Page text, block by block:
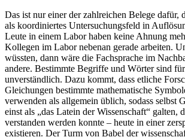
Das ist nur einer der zahlreichen Belege dafür,
als koordiniertes Untersuchungsfeld in
Leute in einem Labor haben keine Ahnung
Kollegen im Labor nebenan gerade arbeiten.
wüssten, dann wäre die Fachsprache im
andere. Bestimmte Begriffe und Wörter sind
unverständlich. Dazu kommt, dass etliche
Gleichungen bestimmte mathematische
verwenden als allgemein üblich, sodass selbst
einst als „das Latein der Wissenschaft“ galten,
verstanden werden konnte – heute in einer
existieren. Der Turm von Babel der